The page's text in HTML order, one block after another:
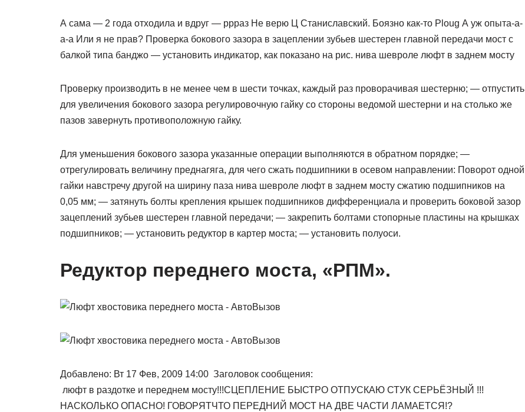
А сама — 2 года отходила и вдруг — ррраз Не верю Ц Станиславский. Боязно как-то Ploug А уж опыта-а-
а-а Или я не прав? Проверка бокового зазора в зацеплении зубьев шестерен главной передачи мост с
балкой типа банджо — установить индикатор, как показано на рис. нива шевроле люфт в заднем мосту
Проверку производить в не менее чем в шести точках, каждый раз проворачивая шестерню; — отпустить
для увеличения бокового зазора регулировочную гайку со стороны ведомой шестерни и на столько же
пазов завернуть противоположную гайку.
Для уменьшения бокового зазора указанные операции выполняются в обратном порядке; —
отрегулировать величину преднагяга, для чего сжать подшипники в осевом направлении: Поворот одной
гайки навстречу другой на ширину паза нива шевроле люфт в заднем мосту сжатию подшипников на
0,05 мм; — затянуть болты крепления крышек подшипников дифференциала и проверить боковой зазор
зацеплений зубьев шестерен главной передачи; — закрепить болтами стопорные пластины на крышках
подшипников; — установить редуктор в картер моста; — установить полуоси.
Редуктор переднего моста, «РПМ».
Добавлено: Вт 17 Фев, 2009 14:00 Заголовок сообщения:
люфт в раздотке и переднем мосту!!!СЦЕПЛЕНИЕ БЫСТРО ОТПУСКАЮ СТУК СЕРЬЁЗНЫЙ !!!
НАСКОЛЬКО ОПАСНО! ГОВОРЯТЧТО ПЕРЕДНИЙ МОСТ НА ДВЕ ЧАСТИ ЛАМАЕТСЯ!?